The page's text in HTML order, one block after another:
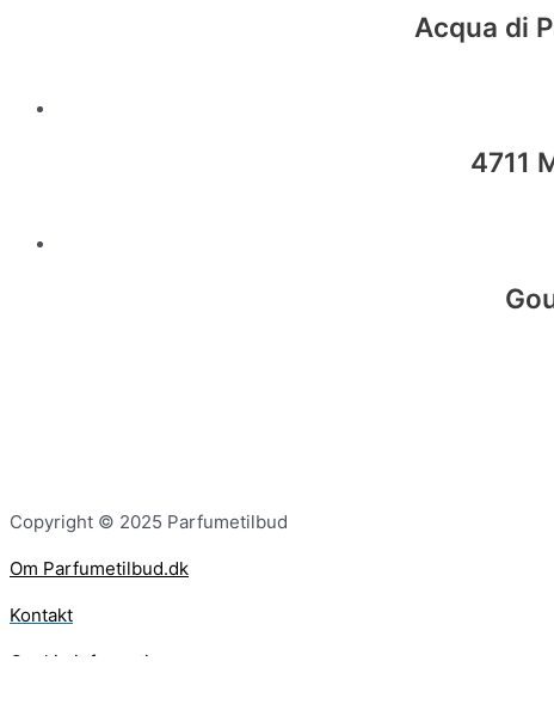
Acqua di
4711
Copyright © 2025 Parfumetilbud
Om Parfumetilbud.dk
Kontakt
Cookie information